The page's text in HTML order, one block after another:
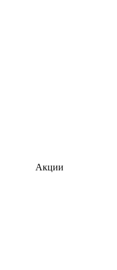
Акции